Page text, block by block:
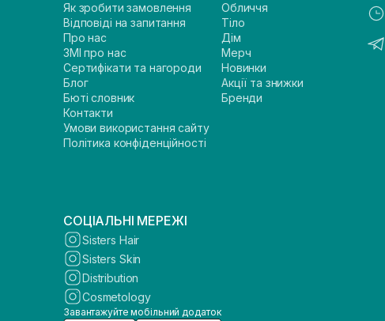
Як зробити замовлення
Відповіді на запитання
Про нас
ЗМІ про нас
Сертифікати та нагороди
Блог
Бюті словник
Контакти
Умови використання сайту
Політика конфіденційності
Обличчя
Тіло
Дім
Мерч
Новинки
Акції та знижки
Бренди
СОЦІАЛЬНІ МЕРЕЖІ
Sisters Hair
Sisters Skin
Distribution
Cosmetology
Завантажуйте мобільний додаток